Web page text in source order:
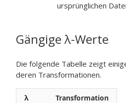
ursprünglichen
Gängige λ-Werte
Die folgende Tabelle zeigt
deren Transformationen.
λ Transformation